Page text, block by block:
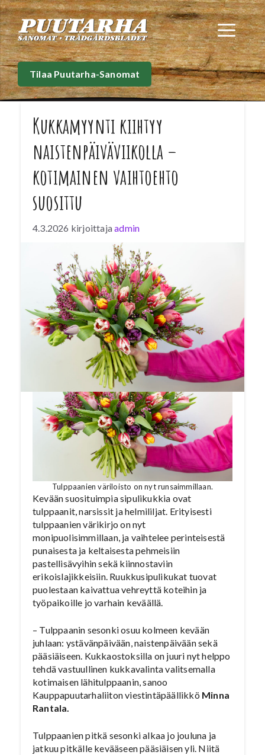
Siirry
sisältöön
Tilaa Puutarha-Sanomat
Kukkamyynti kiihtyy
naistenpäiväviikolla –
kotimainen vaihtoehto
suosittu
4.3.2026 kirjoittajaadmin
Kukkamyynnin yksi kevään isoimmista
sesonkihuipuista koittaa tällä viikolla, kun
lähestytään sunnuntaina vietettävää
naistenpäivää. Ajankohta osuu luontevasti
yhteen kotimaisten kevään sipulikukkien
parhaaseen myyntikauteen, ja tarjonta on
runsaimmillaan juuri nyt.
Tulppaanien väriloisto on nyt runsaimmillaan.
Kevään suosituimpia sipulikukkia ovat
tulppaanit, narsissit ja helmililjat. Erityisesti
tulppaanien värikirjo on nyt
monipuolisimmillaan, ja vaihtelee perinteisestä
punaisesta ja keltaisesta pehmeisiin
pastellisävyihin sekä kiinnostaviin
erikoislajikkeisiin. Ruukkusipulikukat tuovat
puolestaan kaivattua vehreyttä koteihin ja
työpaikoille jo varhain keväällä.
– Tulppaanin sesonki osuu kolmeen kevään
juhlaan: ystävänpäivään, naistenpäivään sekä
pääsiäiseen. Kukkaostoksilla on juuri nyt helppo
tehdä vastuullinen kukkavalinta valitsemalla
kotimaisen lähitulppaanin, sanoo
Kauppapuutarhaliiton viestintäpäällikkö Minna
Rantala.
Tulppaanien pitkä sesonki alkaa jo jouluna ja
jatkuu pitkälle kevääseen pääsiäisen yli. Niitä